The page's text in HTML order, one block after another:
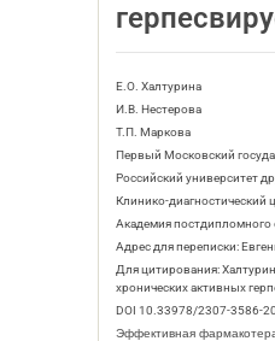
Е.О. Халтурина
И.В. Нестерова
Т.П. Маркова
Первый Московский
Российский университет
Клинико-
Академия постдипломного
Адрес для переписки:
Для цитирования:
хронических активных
DOI 10.33978/2307-3586-
Эффективная